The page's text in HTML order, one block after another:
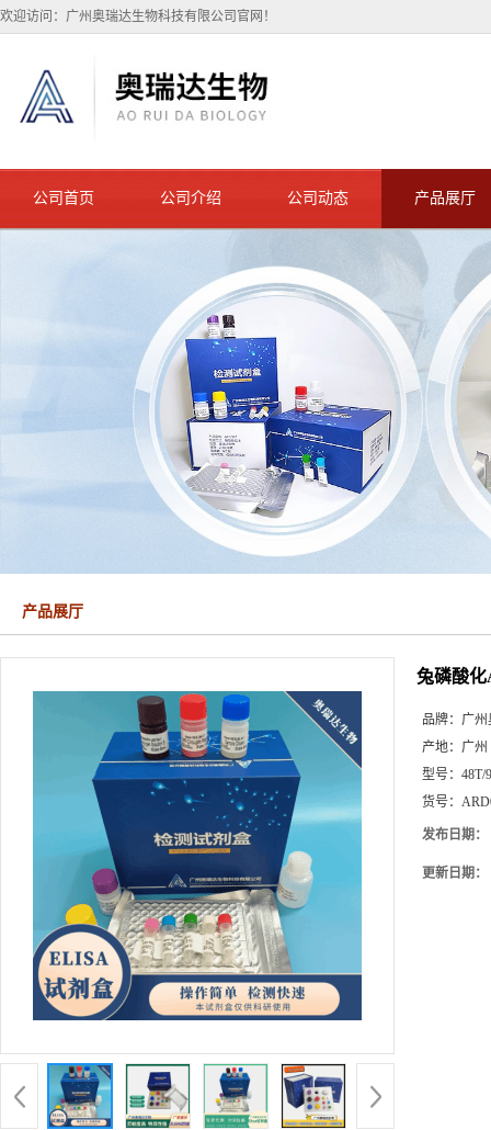
欢迎访问：广州奥瑞达生物科技有限公司官网！
公司首页 公司介绍 公司动态 产品展厅
产品展厅
兔磷酸
品牌： 广州
产地： 广州
型号： 48T/
货号：
发布日期：
更新日期：